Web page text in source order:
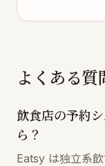
よくある質
飲食店の予約
ら？
Eatsy は独立系